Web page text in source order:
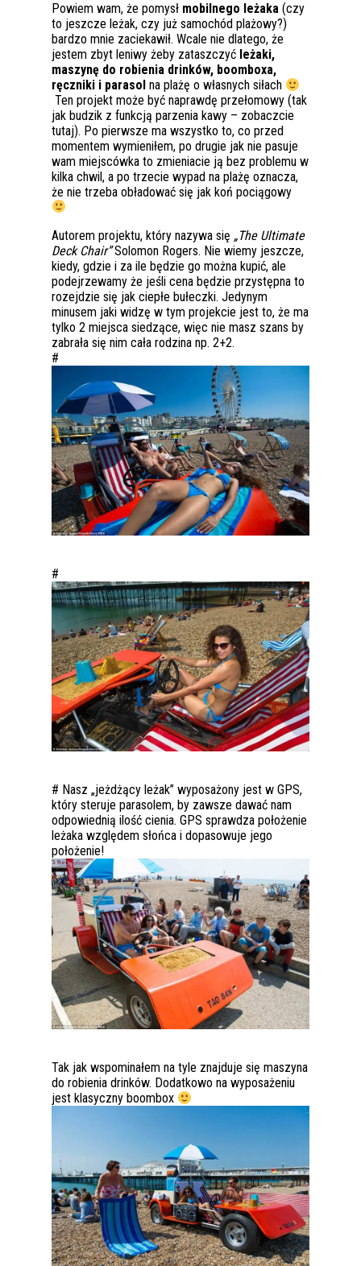
Powiem wam, że pomysł mobilnego leżaka (czy
to jeszcze leżak, czy już samochód plażowy?)
bardzo mnie zaciekawił. Wcale nie dlatego, że
jestem zbyt leniwy żeby zataszczyć leżaki,
maszynę do robienia drinków, boomboxa,
ręczniki i parasol na plażę o własnych siłach
Ten projekt może być naprawdę przełomowy (tak
jak budzik z funkcją parzenia kawy – zobaczcie
tutaj). Po pierwsze ma wszystko to, co przed
momentem wymieniłem, po drugie jak nie pasuje
wam miejscówka to zmieniacie ją bez problemu w
kilka chwil, a po trzecie wypad na plażę oznacza,
że nie trzeba obładować się jak koń pociągowy
Autorem projektu, który nazywa się „The Ultimate
Deck Chair”Solomon Rogers. Nie wiemy jeszcze,
kiedy, gdzie i za ile będzie go można kupić, ale
podejrzewamy że jeśli cena będzie przystępna to
rozejdzie się jak ciepłe bułeczki. Jedynym
minusem jaki widzę w tym projekcie jest to, że ma
tylko 2 miejsca siedzące, więc nie masz szans by
zabrała się nim cała rodzina np. 2+2.
#
#
# Nasz „jeżdżący leżak” wyposażony jest w GPS,
który steruje parasolem, by zawsze dawać nam
odpowiednią ilość cienia. GPS sprawdza położenie
leżaka względem słońca i dopasowuje jego
położenie!
Tak jak wspominałem na tyle znajduje się maszyna
do robienia drinków. Dodatkowo na wyposażeniu
jest klasyczny boombox